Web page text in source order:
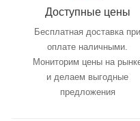
Доступные цены
Бесплатная доставка при
оплате наличными.
Мониторим цены на
и делаем выгодные
предложения